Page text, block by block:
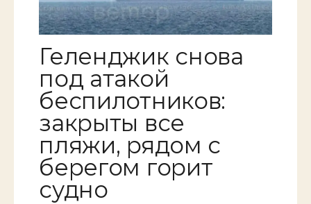
Геленджик снова
под атакой
беспилотников:
закрыты все
пляжи, рядом с
берегом горит
судно